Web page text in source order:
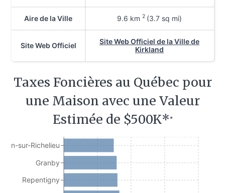
Aire de la Ville 9.6 km 2 (3.7 sq mi)
Site Web Officiel
Site Web Officiel de la Ville de
Kirkland
Taxes Foncières au Québec pour
une Maison avec une Valeur
Estimée de $500K* *
sur-Richelieu
Granby
Repentigny